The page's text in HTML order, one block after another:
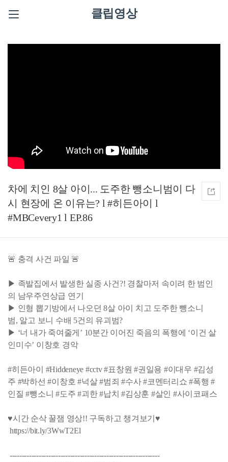
클립영상
차에 치인 8살 아이... 도주한 뺑소니범이 다
시 현장에 온 이유는? l #히든아이 l
#MBCevery1 l EP.86
🚨 충격 사건 파일 🚨
▶ 족발집에서 발생한 실종 사건?! 경찰마저 속이려 한 범인
의 남우주연상급 연기
▶ 인형 뽑기방에서 나오던 8살 아이 치고 도주한 뺑소니
범, 알고 보니 수배 5건의 유괴범?
▶ ‘너 내가 죽여줄게’ 10분간 이어진 죽음의 폭행에 ‘이건 살
인미수’ 이창호 경악
#히든아이 #Hiddeneye #cctv #표창원 #권일용 #이대우 #김성
주 #박하선 #이창호 #넉살 #범죄 #수사 #코멘터리쇼 #폭행 #
인질 #뺑소니 #도주 #괴한 #납치 #김상훈 #살인 #사이코패스
♥시간 순삭 꿀잼 영상!! 구독하고 챙겨보기♥
https://bit.ly/3WwT2El
--------------------------------------------------------------